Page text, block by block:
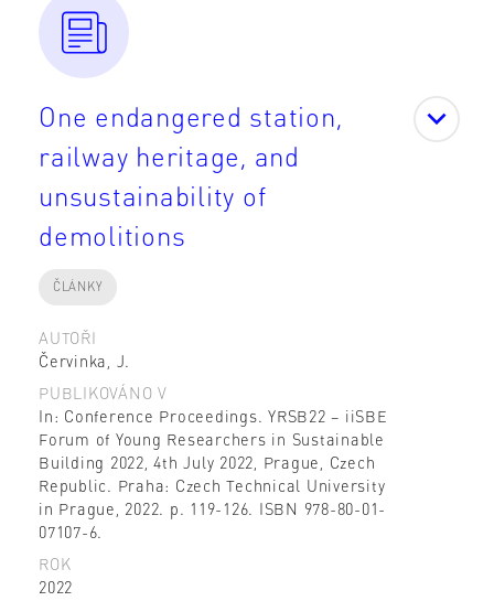
One endangered station,
railway heritage, and
unsustainability of
demolitions
ČLÁNKY
AUTOŘI
Červinka, J.
PUBLIKOVÁNO V
In: Conference Proceedings. YRSB22 – iiSBE
Forum of Young Researchers in Sustainable
Building 2022, 4th July 2022, Prague, Czech
Republic. Praha: Czech Technical University
in Prague, 2022. p. 119-126. ISBN 978-80-01-
07107-6.
ROK
2022